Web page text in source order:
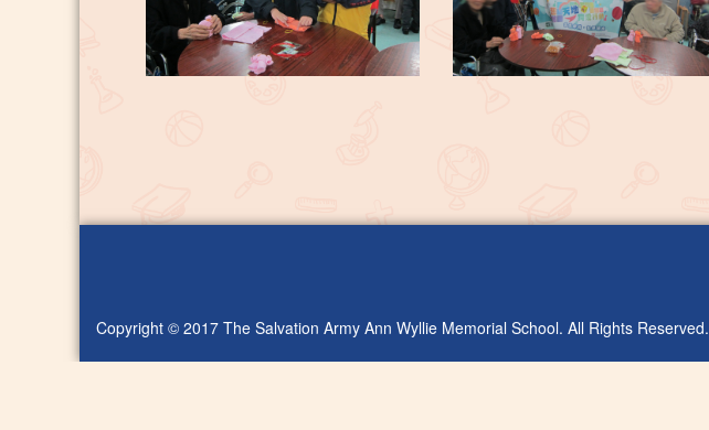
Copyright © 2017 The Salvation Army Ann Wyllie Memorial School. All Rights Reserved.